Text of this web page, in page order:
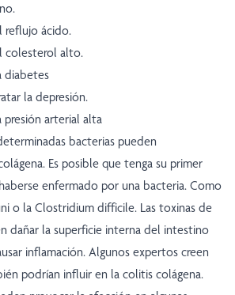
reflujo ácido.
colesterol alto.
diabetes
la depresión.
presión arterial alta
bacterias pueden
Es posible que tenga su primer
enfermado por una bacteria. Como
o la Clostridium difficile. Las toxinas de
dañar la superficie interna del intestino
inflamación. Algunos expertos creen
podrían influir en la colitis colágena.